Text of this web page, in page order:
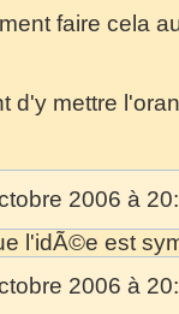
faire cela
d'y mettre
2006 à
l'idÃ©e est
2006 à